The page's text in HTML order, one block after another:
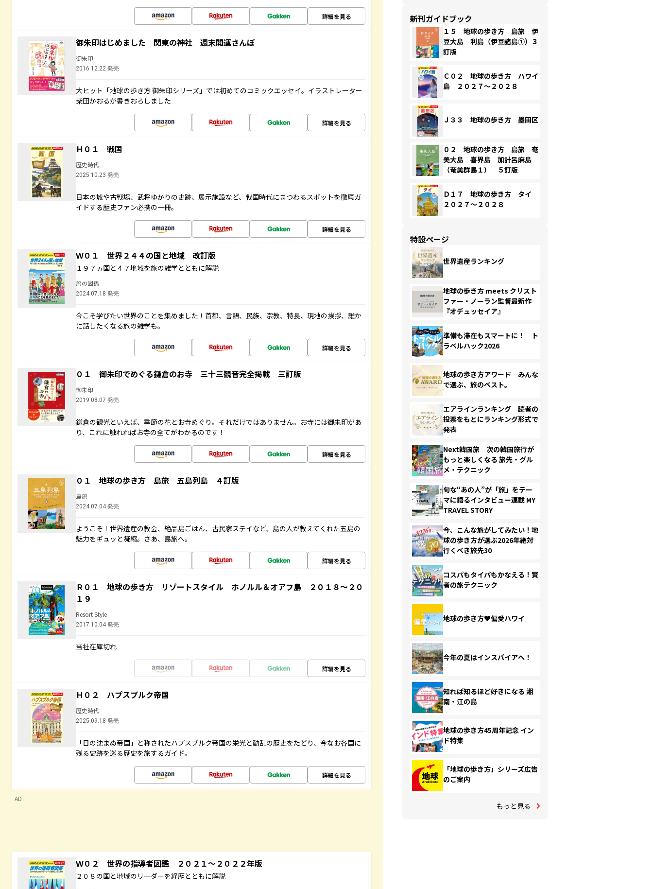
詳細を見る
御朱印はじめました 関東の神社 週末開運さんぽ
御朱印
2016.12.22 発売
大ヒット「地球の歩き方 御朱印シリーズ」では初めてのコミックエッセイ。イラストレーター
柴田かおるが書きおろしました
詳細を見る
Ｈ０１ 戦国
歴史時代
2025.10.23 発売
日本の城や古戦場、武将ゆかりの史跡、展示施設など、戦国時代にまつわるスポットを徹底ガ
イドする歴史ファン必携の一冊。
詳細を見る
Ｗ０１ 世界２４４の国と地域 改訂版
１９７ヵ国と４７地域を旅の雑学とともに解説
旅の図鑑
2024.07.18 発売
今こそ学びたい世界のことを集めました！首都、言語、民族、宗教、特長、現地の挨拶、誰か
に話したくなる旅の雑学も。
詳細を見る
０１ 御朱印でめぐる鎌倉のお寺 三十三観音完全掲載 三訂版
御朱印
2019.08.07 発売
鎌倉の観光といえば、季節の花とお寺めぐり。それだけではありません。お寺には御朱印があ
り、これに触れればお寺の全てがわかるのです！
詳細を見る
０１ 地球の歩き方 島旅 五島列島 ４訂版
島旅
2024.07.04 発売
ようこそ！世界遺産の教会、絶品島ごはん、古民家ステイなど、島の人が教えてくれた五島の
魅力をギュッと凝縮。さあ、島旅へ。
詳細を見る
Ｒ０１ 地球の歩き方 リゾートスタイル ホノルル＆オアフ島 ２０１８～２０
１９
Resort Style
2017.10.04 発売
当社在庫切れ
詳細を見る
Ｈ０２ ハプスブルク帝国
歴史時代
2025.09.18 発売
「日の沈まぬ帝国」と称されたハプスブルク帝国の栄光と動乱の歴史をたどり、今なお各国に
残る史跡を巡る歴史を旅するガイド。
詳細を見る
AD
Ｗ０２ 世界の指導者図鑑 ２０２１～２０２２年版
２０８の国と地域のリーダーを経歴とともに解説
新刊ガイドブック
１５ 地球の歩き方 島旅 伊
豆大島 利島（伊豆諸島①）３
訂版
Ｃ０２ 地球の歩き方 ハワイ
島 ２０２７～２０２８
Ｊ３３ 地球の歩き方 墨田区
０２ 地球の歩き方 島旅 奄
美大島 喜界島 加計呂麻島
（奄美群島１） ５訂版
Ｄ１７ 地球の歩き方 タイ
２０２７～２０２８
特設ページ
世界遺産ランキング
地球の歩き方 meets クリスト
ファー・ノーラン監督最新作
『オデュッセイア』
準備も滞在もスマートに！ ト
ラベルハック2026
地球の歩き方アワード みんな
で選ぶ、旅のベスト。
エアラインランキング 読者の
投票をもとにランキング形式で
発表
Next韓国旅 次の韓国旅行が
もっと楽しくなる 旅先・グル
メ・テクニック
旬な“あの人”が「旅」をテー
マに語るインタビュー連載 MY
TRAVEL STORY
今、こんな旅がしてみたい！地
球の歩き方が選ぶ2026年絶対
行くべき旅先30
コスパもタイパもかなえる！賢
者の旅テクニック
地球の歩き方♥偏愛ハワイ
今年の夏はインスパイアへ！
知れば知るほど好きになる 湘
南・江の島
地球の歩き方45周年記念 イン
ド特集
「地球の歩き方」シリーズ広告
のご案内
もっと見る